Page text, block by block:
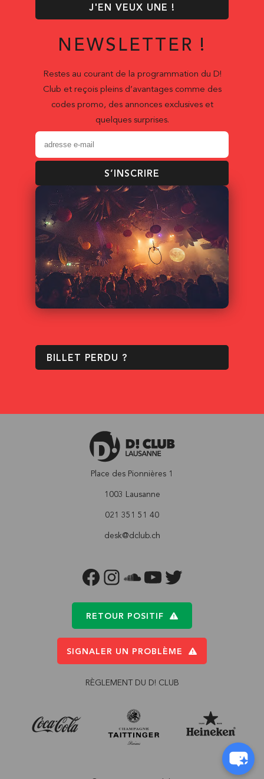
J'EN VEUX UNE !
NEWSLETTER !
Restes au courant de la programmation du D!
Club et reçois pleins d’avantages comme des
codes promo, des annonces exclusives et
quelques surprises.
S’INSCRIRE
BILLET PERDU ?
Place des Pionnières 1
1003 Lausanne
021 351 51 40
desk@dclub.ch
FACEBOOKINSTAGRAM
SOUNDCLOUD
YOUTUBETWITTER
RETOUR POSITIF
SIGNALER UN PROBLÈME
RÈGLEMENT DU D! CLUB